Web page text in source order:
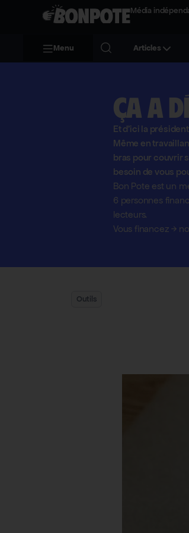
Média
Menu Articles
Ça a
Et d'ici la
Même en
bras pour couvrir
besoin de vous
Bon Pote est un
6 personnes
lecteurs.
Vous financez→
Outils